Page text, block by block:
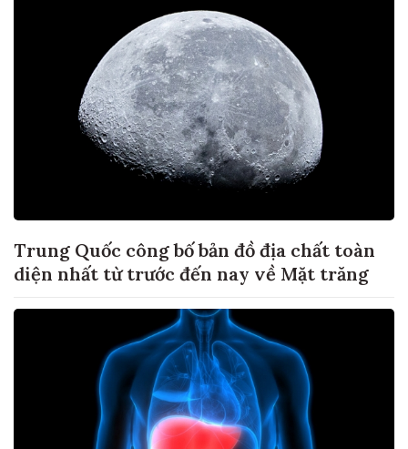
Trung Quốc công bố bản đồ địa chất toàn
diện nhất từ trước đến nay về Mặt trăng